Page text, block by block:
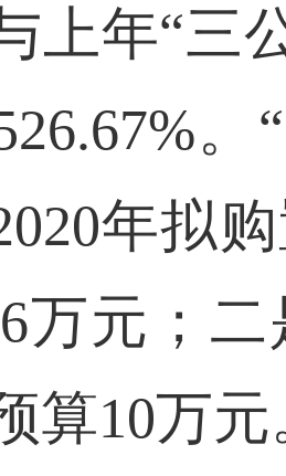
上年“三
年拟
万元；
算10万元